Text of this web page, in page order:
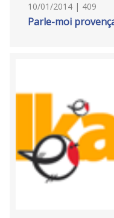
10/01/2014 | 409
Parle-moi